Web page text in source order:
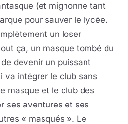
(et mignonne tant
pour sauver le lycée.
un loser
ça, un masque tombé du
devenir un puissant
va intégrer le club sans
masque et le club des
ses aventures et ses
« masqués ». Le